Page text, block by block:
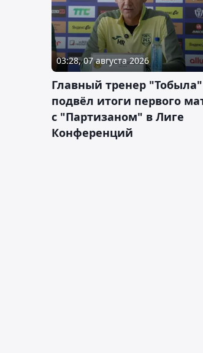
03:28, 07 августа 2026
Главный тренер "Тобыла"
подвёл итоги первого
с "Партизаном" в Лиге
Конференций